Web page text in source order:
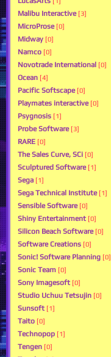
Malibu Interactive [3]
MicroProse [0]
Midway [0]
Namco [0]
Novotrade International [0]
Ocean [4]
Pacific Softscape [0]
Playmates interactive [0]
Psygnosis [1]
Probe Software [3]
RARE [0]
The Sales Curve, SCi [0]
Sculptured Software [1]
Sega [1]
Sega Technical Institute [1]
Sensible Software [0]
Shiny Entertainment [0]
Silicon Beach Software [0]
Software Creations [0]
Sonic! Software Planning [0]
Sonic Team [0]
Sony Imagesoft [0]
Studio Uchuu Tetsujin [0]
Sunsoft [1]
Taito [0]
Technopop [1]
Tengen [0]